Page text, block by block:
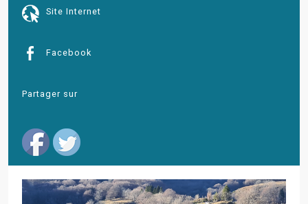
Site Internet
Facebook
Partager sur